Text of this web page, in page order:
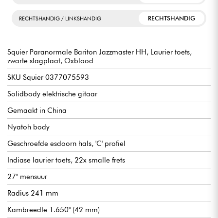
RECHTSHANDIG / LINKSHANDIG RECHTSHANDIG
Squier Paranormale Bariton Jazzmaster HH, Laurier toets,
zwarte slagplaat, Oxblood
SKU Squier 0377075593
Solidbody elektrische gitaar
Gemaakt in China
Nyatoh body
Geschroefde esdoorn hals, 'C' profiel
Indiase laurier toets, 22x smalle frets
27" mensuur
Radius 241 mm
Kambreedte 1.650" (42 mm)